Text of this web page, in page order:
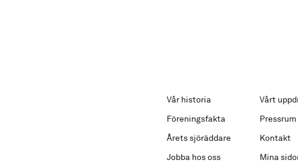
Vår historia
Vårt
Föreningsfakta
Pressrum
Årets sjöräddare
Kontakt
Jobba hos oss
Mina